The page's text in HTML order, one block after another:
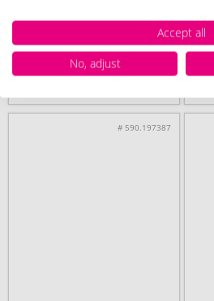
Nature" Powerbank
vanaf€ 9,30
20. augustus
# 590.197387
Accept all
No, adjust